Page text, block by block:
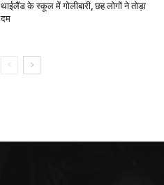
थाईलैंड के स्कूल में गोलीबारी, छह लोगों ने तोड़ा
दम